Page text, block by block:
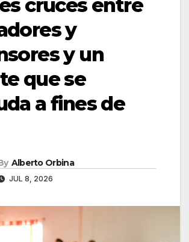
cruces entre
y
y un
que se
a fines de
Alberto Orbina
JUL 8, 2026